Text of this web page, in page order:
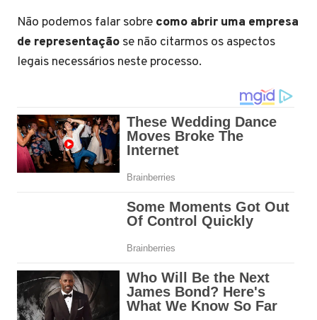
Não podemos falar sobre como abrir uma empresa
de representação se não citarmos os aspectos
legais necessários neste processo.